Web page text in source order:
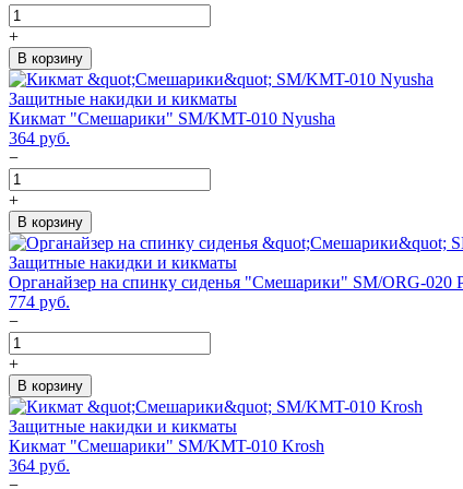
+
В корзину
Защитные накидки и кикматы
Кикмат "Смешарики" SM/KMT-010 Nyusha
364 руб.
−
+
В корзину
Защитные накидки и кикматы
Органайзер на спинку сиденья "Смешарики" SM/ORG-020
774 руб.
−
+
В корзину
Защитные накидки и кикматы
Кикмат "Смешарики" SM/KMT-010 Krosh
364 руб.
−